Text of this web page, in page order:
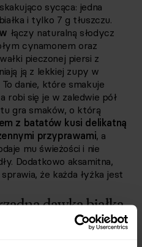
sycąca: jedna
i tylko 7 g tłuszczu.
łączy naturalną słodycz
cynamonem oraz
pieczonej piersi z
ją z lekkiej zupy w
danie, które smakuje
robi się je w zaledwie pół
gra smaków, o którą
z batatów kusi delikatną
przyprawami, a
mu świeżości i nie
Dodatkowo aksamitna,
że każda łyżka jest
dawką białka
odżywczy: 28 g białka